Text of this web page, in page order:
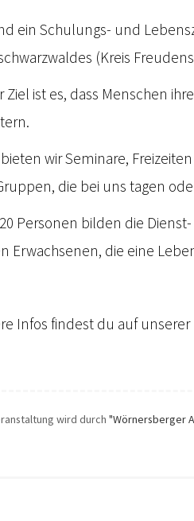
ein Schulungs- und
(Kreis
Ziel ist es, dass Menschen
wir Seminare,
die bei uns tagen
Personen bilden die
Erwachsenen, die eine
Infos findest du auf unserer
wird durch "Wörnersberger